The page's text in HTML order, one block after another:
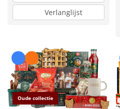
Verlanglijst
Oude collectie